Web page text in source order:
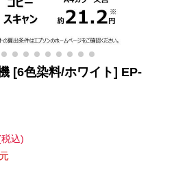
[6色染料/ホワイト] EP-
込)